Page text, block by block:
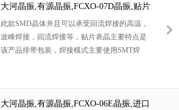
大河晶振,有源晶振,FCXO-07D晶振,贴片
石英晶振
此款SMD晶体并且可以承受回流焊接的高温，
波峰焊接，回流焊接等，贴片表晶主要特点是
该产品排带包装，焊接模式主要使用SMT焊
轻等特点，此音叉型石英晶体振荡器,晶振产品
本身具备优良的耐热性,耐环境特性,在办公自
大河晶振,有源晶振,FCXO-06E晶振,进口